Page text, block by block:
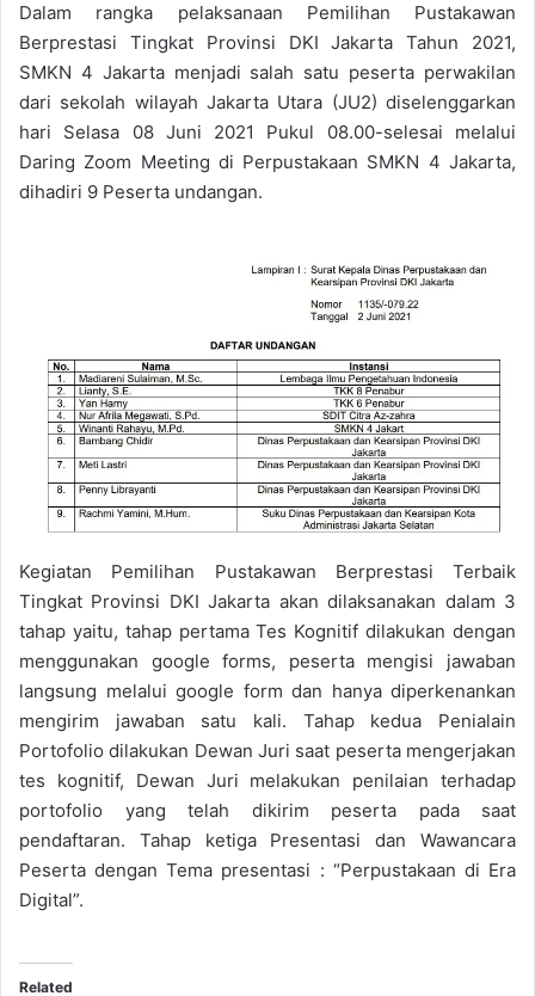
Dalam rangka pelaksanaan Pemilihan Pustakawan
Berprestasi Tingkat Provinsi DKI Jakarta Tahun 2021,
SMKN 4 Jakarta menjadi salah satu peserta perwakilan
dari sekolah wilayah Jakarta Utara (JU2) diselenggarkan
hari Selasa 08 Juni 2021 Pukul 08.00-selesai melalui
Daring Zoom Meeting di Perpustakaan SMKN 4 Jakarta,
dihadiri 9 Peserta undangan.
Kegiatan Pemilihan Pustakawan Berprestasi Terbaik
Tingkat Provinsi DKI Jakarta akan dilaksanakan dalam 3
tahap yaitu, tahap pertama Tes Kognitif dilakukan dengan
menggunakan google forms, peserta mengisi jawaban
langsung melalui google form dan hanya diperkenankan
mengirim jawaban satu kali. Tahap kedua Penialain
Portofolio dilakukan Dewan Juri saat peserta mengerjakan
tes kognitif, Dewan Juri melakukan penilaian terhadap
portofolio yang telah dikirim peserta pada saat
pendaftaran. Tahap ketiga Presentasi dan Wawancara
Peserta dengan Tema presentasi : “Perpustakaan di Era
Digital”.
Related